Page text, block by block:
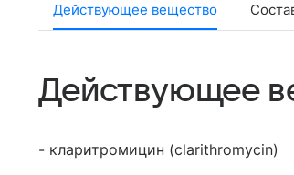
Действующее вещество
Действующее
- кларитромицин (clarithromycin)